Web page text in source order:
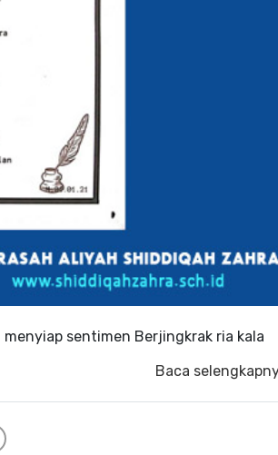
sentimen Berjingkrak ria kala
Baca